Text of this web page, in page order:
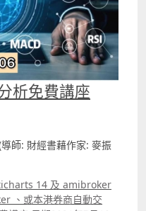
析免費講座
師: 財經書藉作家: 麥振
14 及 amibroker
、或本港券商自動交